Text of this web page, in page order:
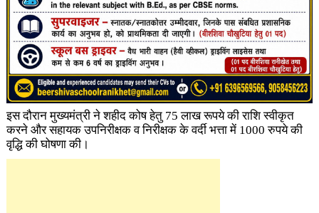
इस दौरान मुख्यमंत्री ने शहीद कोष हेतु 75 लाख रूपये की राशि स्वीकृत
करने और सहायक उपनिरीक्षक व निरीक्षक के वर्दी भत्ता में 1000 रुपये की
वृद्धि की घोषणा की।